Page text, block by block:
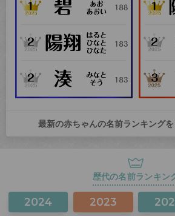
最新の赤ちゃんの名前ランキング
歴代の名前ランキン
2024 2023